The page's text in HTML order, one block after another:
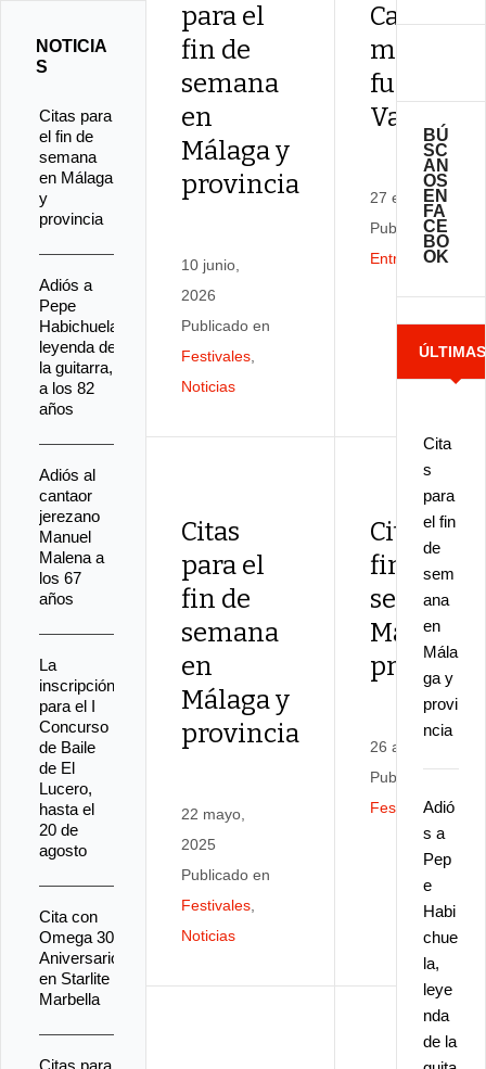
para el
fin de
semana
en
Málaga y
provincia
10 junio,
2026
Publicado en
Festivales
Noticias
Casares:
mejor
fue
27 enero, 2026
Publicado en
Entrevistas
Citas
para el
fin de
semana
en
Málaga y
provincia
22 mayo,
2025
Publicado en
Festivales
Noticias
Citas
fin de
semana
Málaga y
26 abril, 2024
Publicado en
Festivales,
BÚ
SC
AN
OS
EN
FA
CE
BO
OK
ÚLTIMAS
Cita
s
para
el fin
de
sem
ana
en
Mála
ga y
provi
ncia
Adió
s a
Pep
e
Habi
chue
la,
leye
nda
de la
NOTICIA
S
Citas para
el fin de
semana
en Málaga
y
provincia
Adiós a
Pepe
Habichuela,
leyenda de
la guitarra,
a los 82
años
Adiós al
cantaor
jerezano
Manuel
Malena a
los 67
años
La
inscripción
para el I
Concurso
de Baile
de El
Lucero,
hasta el
20 de
agosto
Cita con
Omega 30
Aniversario
en Starlite
Marbella
Citas para